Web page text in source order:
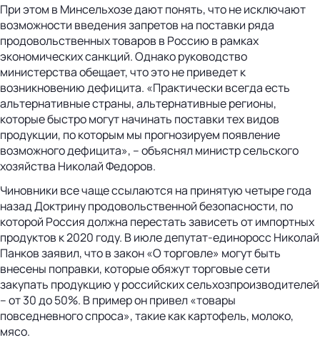
При этом в Минсельхозе дают понять, что не исключают
возможности введения запретов на поставки ряда
продовольственных товаров в Россию в рамках
экономических санкций. Однако руководство
министерства обещает, что это не приведет к
возникновению дефицита. «Практически всегда есть
альтернативные страны, альтернативные регионы,
которые быстро могут начинать поставки тех видов
продукции, по которым мы прогнозируем появление
возможного дефицита», – объяснял министр сельского
хозяйства Николай Федоров.
Чиновники все чаще ссылаются на принятую четыре года
назад Доктрину продовольственной безопасности, по
которой Россия должна перестать зависеть от импортных
продуктов к 2020 году. В июле депутат-единоросс Николай
Панков заявил, что в закон «О торговле» могут быть
внесены поправки, которые обяжут торговые сети
закупать продукцию у российских сельхозпроизводителей
– от 30 до 50%. В пример он привел «товары
повседневного спроса», такие как картофель, молоко,
мясо.